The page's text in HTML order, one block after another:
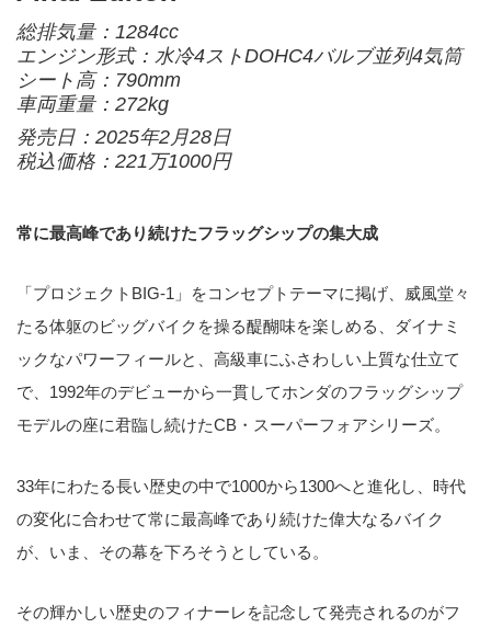
総排気量：1284cc
エンジン形式：水冷4ストDOHC4バルブ並列4気筒
シート高：790mm
車両重量：272kg
発売日：2025年2月28日
税込価格：221万1000円
常に最高峰であり続けたフラッグシップの集大成
「プロジェクトBIG-1」をコンセプトテーマに掲げ、威風堂々
たる体躯のビッグバイクを操る醍醐味を楽しめる、ダイナミ
ックなパワーフィールと、高級車にふさわしい上質な仕立て
で、1992年のデビューから一貫してホンダのフラッグシップ
モデルの座に君臨し続けたCB・スーパーフォアシリーズ。
33年にわたる長い歴史の中で1000から1300へと進化し、時代
の変化に合わせて常に最高峰であり続けた偉大なるバイク
が、いま、その幕を下ろそうとしている。
その輝かしい歴史のフィナーレを記念して発売されるのがフ